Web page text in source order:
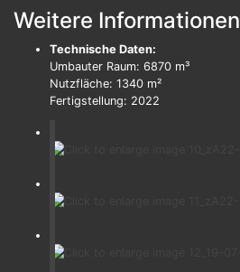
Weitere Informationen
Technische Daten:
Umbauter Raum: 6870 m³
Nutzfläche: 1340 m²
Fertigstellung: 2022